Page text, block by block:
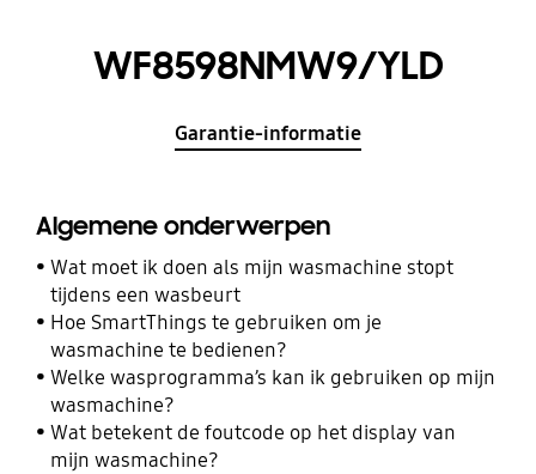
WF8598NMW9/YLD
Garantie-informatie
Algemene onderwerpen
Wat moet ik doen als mijn wasmachine stopt
tijdens een wasbeurt
Hoe SmartThings te gebruiken om je
wasmachine te bedienen?
Welke wasprogramma’s kan ik gebruiken op mijn
wasmachine?
Wat betekent de foutcode op het display van
mijn wasmachine?